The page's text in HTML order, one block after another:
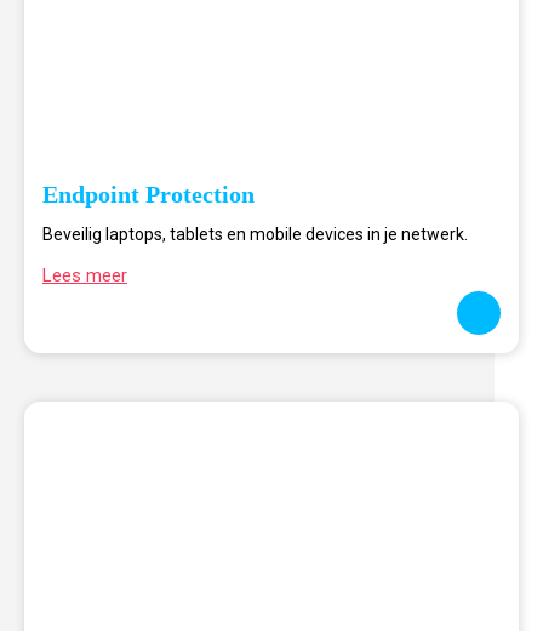
Endpoint Protection
Beveilig laptops, tablets en mobile devices in je netwerk.
Lees meer